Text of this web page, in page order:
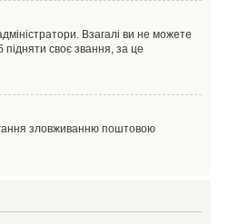
Взагалі ви не можете
своє звання, за це
зловживанню поштовою